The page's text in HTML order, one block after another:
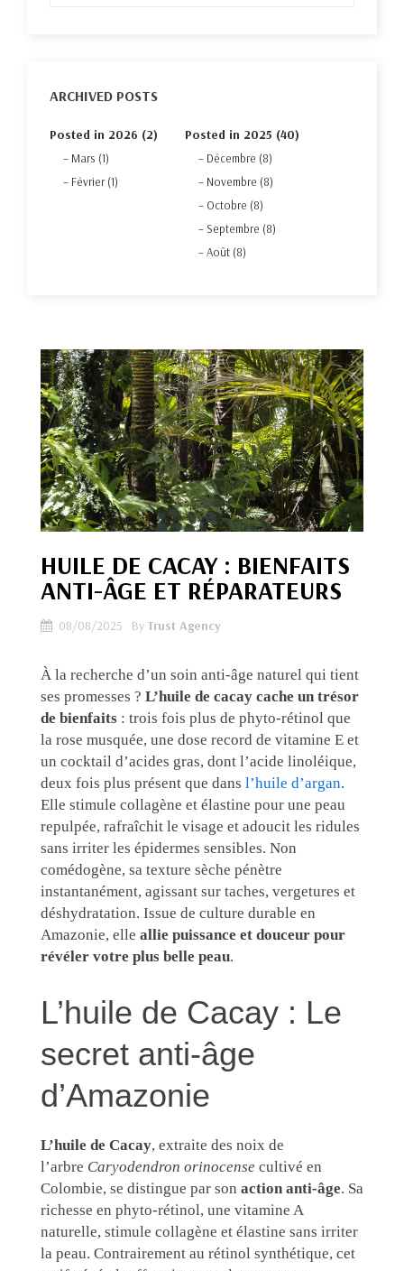
ARCHIVED POSTS
Posted in 2026 (2)
Mars (1)
Février (1)
Posted in 2025 (40)
Décembre (8)
Novembre (8)
Octobre (8)
Septembre (8)
Août (8)
HUILE DE CACAY : BIENFAITS
ANTI-ÂGE ET RÉPARATEURS
08/08/2025 ByTrust Agency
À la recherche d’un soin anti-âge naturel qui tient
ses promesses ? L’huile de cacay cache un trésor
de bienfaits : trois fois plus de phyto-rétinol que
la rose musquée, une dose record de vitamine E et
un cocktail d’acides gras, dont l’acide linoléique,
deux fois plus présent que dans l’huile d’argan.
Elle stimule collagène et élastine pour une peau
repulpée, rafraîchit le visage et adoucit les ridules
sans irriter les épidermes sensibles. Non
comédogène, sa texture sèche pénètre
instantanément, agissant sur taches, vergetures et
déshydratation. Issue de culture durable en
Amazonie, elle allie puissance et douceur pour
révéler votre plus belle peau.
L’huile de Cacay : Le
secret anti-âge
d’Amazonie
L’huile de Cacay, extraite des noix de
l’arbre Caryodendron orinocense cultivé en
Colombie, se distingue par son action anti-âge. Sa
richesse en phyto-rétinol, une vitamine A
naturelle, stimule collagène et élastine sans irriter
la peau. Contrairement au rétinol synthétique, cet